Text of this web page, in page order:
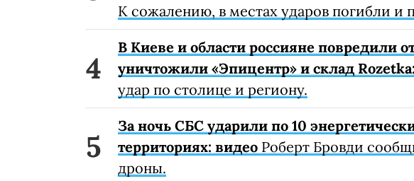
К сожалению, в местах ударов погибли и
В Киеве и области россияне повредили
уничтожили «Эпицентр» и склад
удар по столице и региону.
За ночь СБС ударили по 10
территориях: видео Роберт Бровди
дроны.